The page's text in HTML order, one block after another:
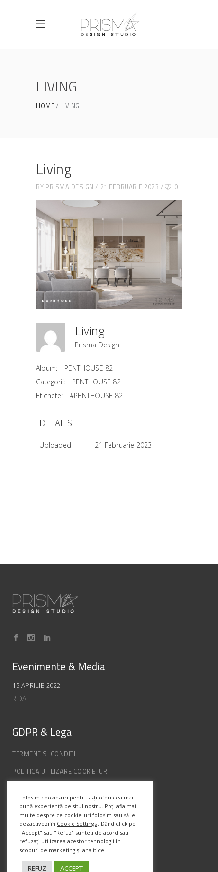
LIVING
HOME LIVING
Living
BY PRISMA DESIGN 21 FEBRUARIE 2023 0
Living
Prisma Design
Album:
PENTHOUSE 82
Categorii:
PENTHOUSE 82
Etichete:
#PENTHOUSE 82
DETAILS
Uploaded 21 Februarie 2023
Evenimente & Media
15 APRILIE 2022
RIDA
GDPR & Legal
TERMENE SI CONDITII
POLITICA UTILIZARE COOKIE-URI
ANPC
Info Contact
Str. Semenic, Nr.1, Ap.5, Timisoara.
Telefon:(+4) 0747 066 701
Folosim cookie-uri pentru a-ți oferi cea mai
bună experiență pe situl nostru. Poți afla mai
multe despre ce cookie-uri folosim sau să le
dezactivezi în Cookie Settings . Dând click pe
"Accept" sau "Refuz" sunteți de acord sau
refuzați utilizarea acestor tehnologii în
scopuri de marketing și analitice.
REFUZ ACCEPT